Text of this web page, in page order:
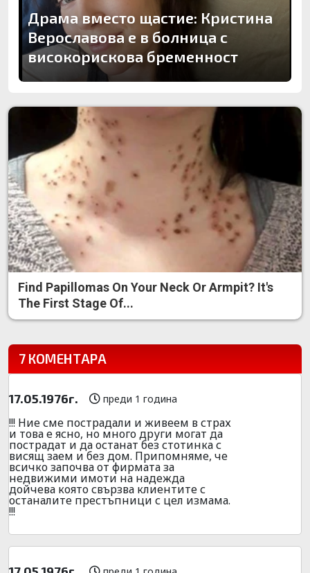
Драма вместо щастие: Кристина
Верославова е в болница с
високорискова бременност
Find Papillomas On Your Neck Or Armpit? It's
The First Stage Of...
7 КОМЕНТАРА
17.05.1976г. преди 1 година
!!! Ние сме пострадали и живеем в страх
и това е ясно, но много други могат да
пострадат и да останат без стотинка с
висящ заем и без дом. Припомняме, че
всичко започва от фирмата за
недвижими имоти на надежда
дойчева която свързва клиентите с
останалите престъпници с цел измама.
!!!